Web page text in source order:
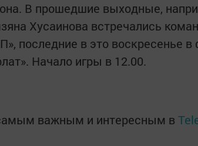
В прошедшие выходные,
Хусаинова встречались
последние в это воскресенье
Начало игры в 12.00.
важным и интересным в